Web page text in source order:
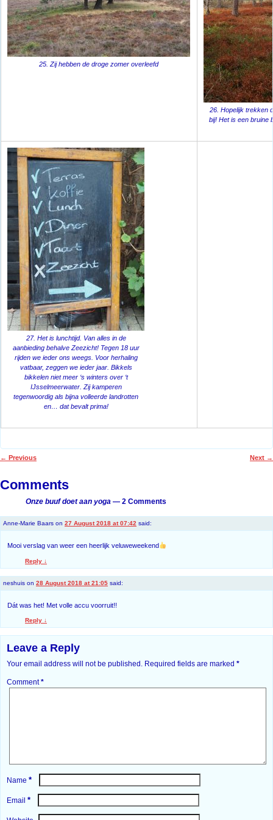
25. Zij hebben de droge zomer overleefd
26. Hopelijk trekken
bij! Het is een bruine
27. Het is lunchtijd. Van alles in de
aanbieding behalve Zeezicht! Tegen 18 uur
rijden we ieder ons weegs. Voor herhaling
vatbaar, zeggen we ieder jaar. Bikkels
bikkelen niet meer ‘s winters over ‘t
IJsselmeerwater. Zij kamperen
tegenwoordig als bijna volleerde landrotten
en… dat bevalt prima!
← Previous Next →
Comments
Onze buuf doet aan yoga — 2 Comments
Anne-Marie Baars on 27 August 2018 at 07:42 said:
Mooi verslag van weer een heerlijk veluweweekend
Reply ↓
neshuis on 28 August 2018 at 21:05 said:
Dát was het! Met volle accu voorruit!!
Reply ↓
Leave a Reply
Your email address will not be published. Required fields are marked *
Comment*
Name *
Email *